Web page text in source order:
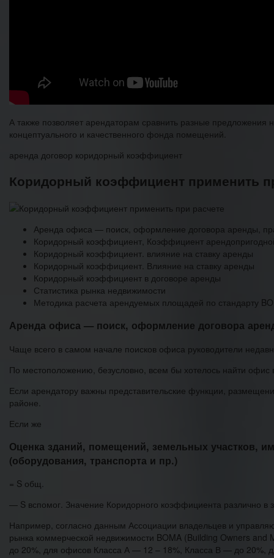
А также позволяет арендаторам сравнить разные предложения
концептуального и качественного фонда помещений.
аренда договор коридорный коэффициент
Коридорный коэффициент применить
Аренда офиса — поиск, оформление договора аренды,
Коридорный коэффициент, Коэффициент
Коридорный коэффициент. влияние на ставку аренды
Коридорный коэффициент. Влияние на ставку аренды
Коридорный коэффициент в договоре аренды
Статистика рынка недвижимости
Методика расчета арендуемых площадей по стандарту
Аренда офиса — поиск, оформление договора
Чаще всего в самом начале поисков офиса руководители
По местоположению, безусловно, всем бы хотелось найти
Если арендатору важны представительские функции,
районе.
Если же
Оценка зданий, помещений, земельных участков,
(оборудования, транспорта и пр.)
= S общ.
— S вспомог. Значение Коридорного коэффициента различно в
Например, согласно данным Ассоциации владельцев и
рынка коммерческой недвижимости BOMA (Building Owners
до 20%, для офисов Класса А — 12 – 18%, Класса В — до 20%,